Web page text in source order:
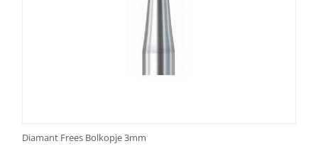
Diamant Frees Bolkopje 3mm